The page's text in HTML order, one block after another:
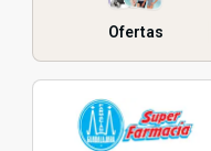
Ofertas